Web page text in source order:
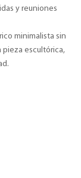
y reuniones
minimalista sin
pieza escultórica,